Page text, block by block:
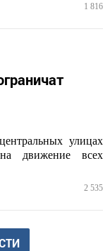
1 816
улицах
движение всех
2 535